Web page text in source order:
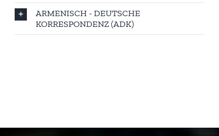
ARMENISCH - DEUTSCHE
KORRESPONDENZ (ADK)